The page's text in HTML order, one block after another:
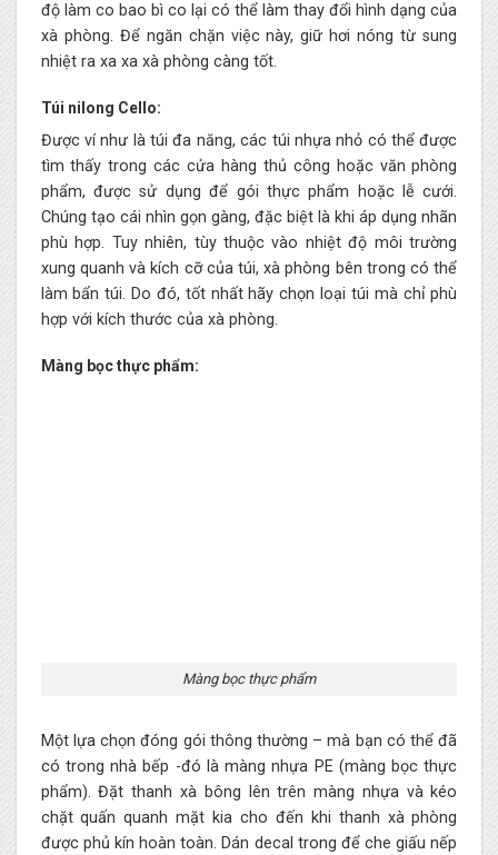
độ làm co bao bì co lại có thể làm thay đổi hình dạng của
xà phòng. Để ngăn chặn việc này, giữ hơi nóng từ sung
nhiệt ra xa xa xà phòng càng tốt.
Túi nilong Cello:
Được ví như là túi đa năng, các túi nhựa nhỏ có thể được
tìm thấy trong các cửa hàng thủ công hoặc văn phòng
phẩm, được sử dụng để gói thực phẩm hoặc lễ cưới.
Chúng tạo cái nhìn gọn gàng, đặc biệt là khi áp dụng nhãn
phù hợp. Tuy nhiên, tùy thuộc vào nhiệt độ môi trường
xung quanh và kích cỡ của túi, xà phòng bên trong có thể
làm bẩn túi. Do đó, tốt nhất hãy chọn loại túi mà chỉ phù
hợp với kích thước của xà phòng.
Màng bọc thực phẩm:
Màng bọc thực phẩm
Một lựa chọn đóng gói thông thường – mà bạn có thể đã
có trong nhà bếp -đó là màng nhựa PE (màng bọc thực
phẩm). Đặt thanh xà bông lên trên màng nhựa và kéo
chặt quấn quanh mặt kia cho đến khi thanh xà phòng
được phủ kín hoàn toàn. Dán decal trong để che giấu nếp